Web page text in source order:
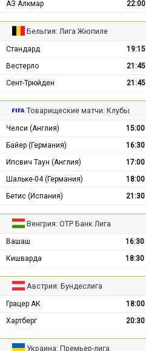
АЗ Алкмар 22:00
Бельгия: Лига Жюпиле
Стандард 19:15
Вестерло
21:45
Сент-Трюйден
21:45
Товарищеские матчи: Клубы
Челси (Англия) 15:00
Байер (Германия)
16:30
Ипсвич Таун (Англия)
17:00
Шальке-04 (Германия)
18:00
Бетис (Испания)
21:30
Венгрия: ОТР Банк Лига
Вашаш 16:30
Кишварда
18:30
Австрия: Бундеслига
Грацер АК 18:00
Хартберг
20:30
Украина: Премьер-лига